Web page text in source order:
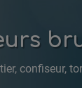
confiseur,